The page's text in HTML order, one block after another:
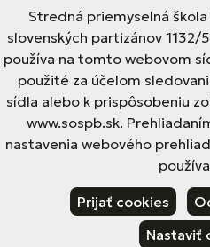
Stredná priemyselná škola
slovenských partizánov 1132/
používa na tomto webovom
použité za účelom
sídla alebo k prispôsobeniu
www.sospb.sk.
nastavenia webového
Prijať cookies
Nastaviť